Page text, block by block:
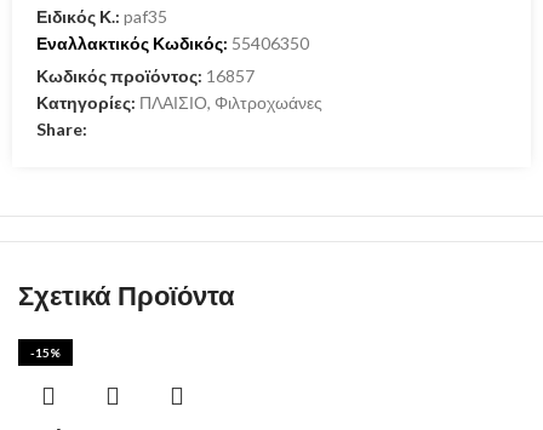
Ειδικός Κ.: paf35
Εναλλακτικός Κωδικός: 55406350
Κωδικός προϊόντος: 16857
Κατηγορίες: ΠΛΑΙΣΙΟ, Φιλτροχωάνες
Share:
Σχετικά Προϊόντα
-15%